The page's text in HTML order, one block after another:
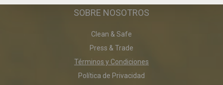
SOBRE NOSOTROS
Clean & Safe
Press & Trade
Términos y Condiciones
Política de Privacidad